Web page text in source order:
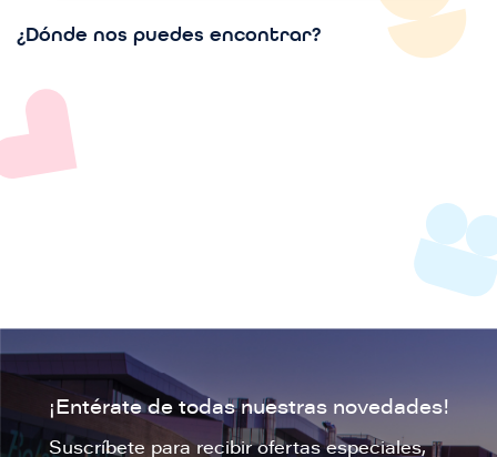
¿Dónde nos puedes encontrar?
¡Entérate de todas nuestras novedades!
Suscríbete para recibir ofertas especiales,